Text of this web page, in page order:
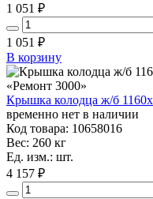
1 051 ₽
1 051 ₽
В корзину
Крышка колодца ж/б
временно нет в наличии
Код товара: 10658016
Вес: 260 кг
Ед. изм.: шт.
4 157 ₽